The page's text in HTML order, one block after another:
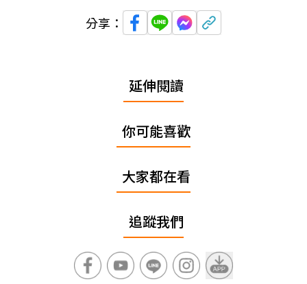
分享：
延伸閱讀
你可能喜歡
大家都在看
追蹤我們